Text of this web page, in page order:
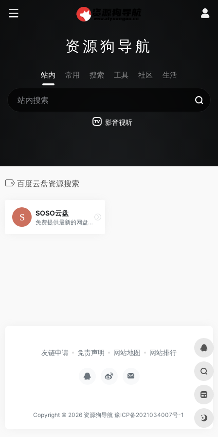
资源狗导航
站内 常用 搜索 工具 社区 生活
影音视听
百度云盘资源搜索
SOSO云盘
免费提供最新的网盘搜索网站导航平台。
友链申请 免责声明 网站地图 网站排行
Copyright © 2026 资源狗导航 豫ICP备2021034007号-1